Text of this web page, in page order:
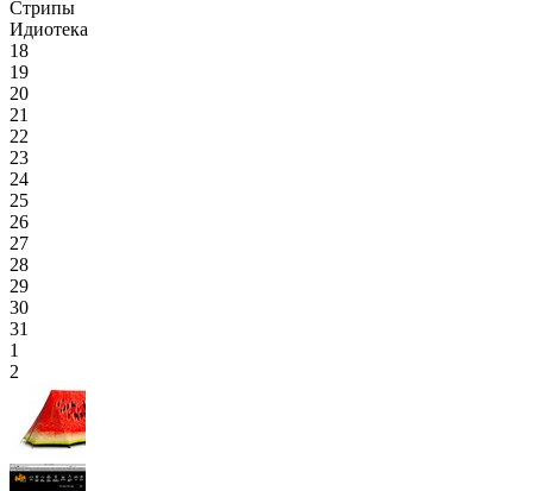
Стрипы
Идиотека
18
19
20
21
22
23
24
25
26
27
28
29
30
31
1
2